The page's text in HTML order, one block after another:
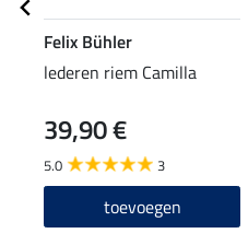
Felix Bühler
lederen riem Camilla
39,90 €
5.0 3
toevoegen